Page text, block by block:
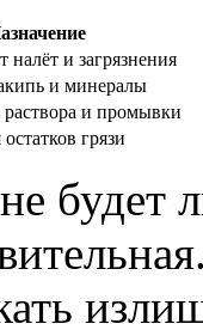
налёт и загрязнения
и минералы
раствора и промывки
грязи
будет